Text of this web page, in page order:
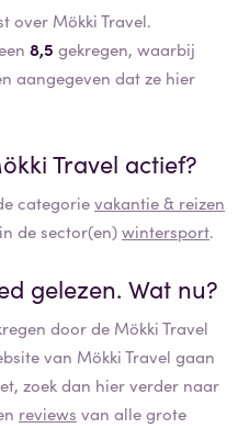
over Mökki Travel.
8,5 gekregen, waarbij
aangegeven dat ze hier
Travel actief?
categorievakantie & reizen
de sector(en)wintersport.
gelezen. Wat nu?
door de Mökki Travel
van Mökki Travel gaan
zoek dan hier verder naar
reviews van alle grote